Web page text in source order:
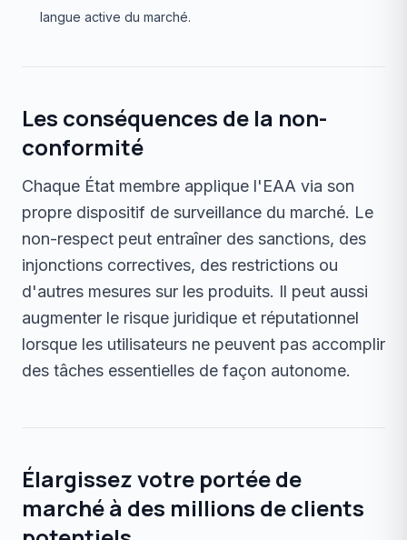
langue active du marché.
Les conséquences de la non-
conformité
Chaque État membre applique l'EAA via son
propre dispositif de surveillance du marché. Le
non-respect peut entraîner des sanctions, des
injonctions correctives, des restrictions ou
d'autres mesures sur les produits. Il peut aussi
augmenter le risque juridique et réputationnel
lorsque les utilisateurs ne peuvent pas accomplir
des tâches essentielles de façon autonome.
Élargissez votre portée de
marché à des millions de clients